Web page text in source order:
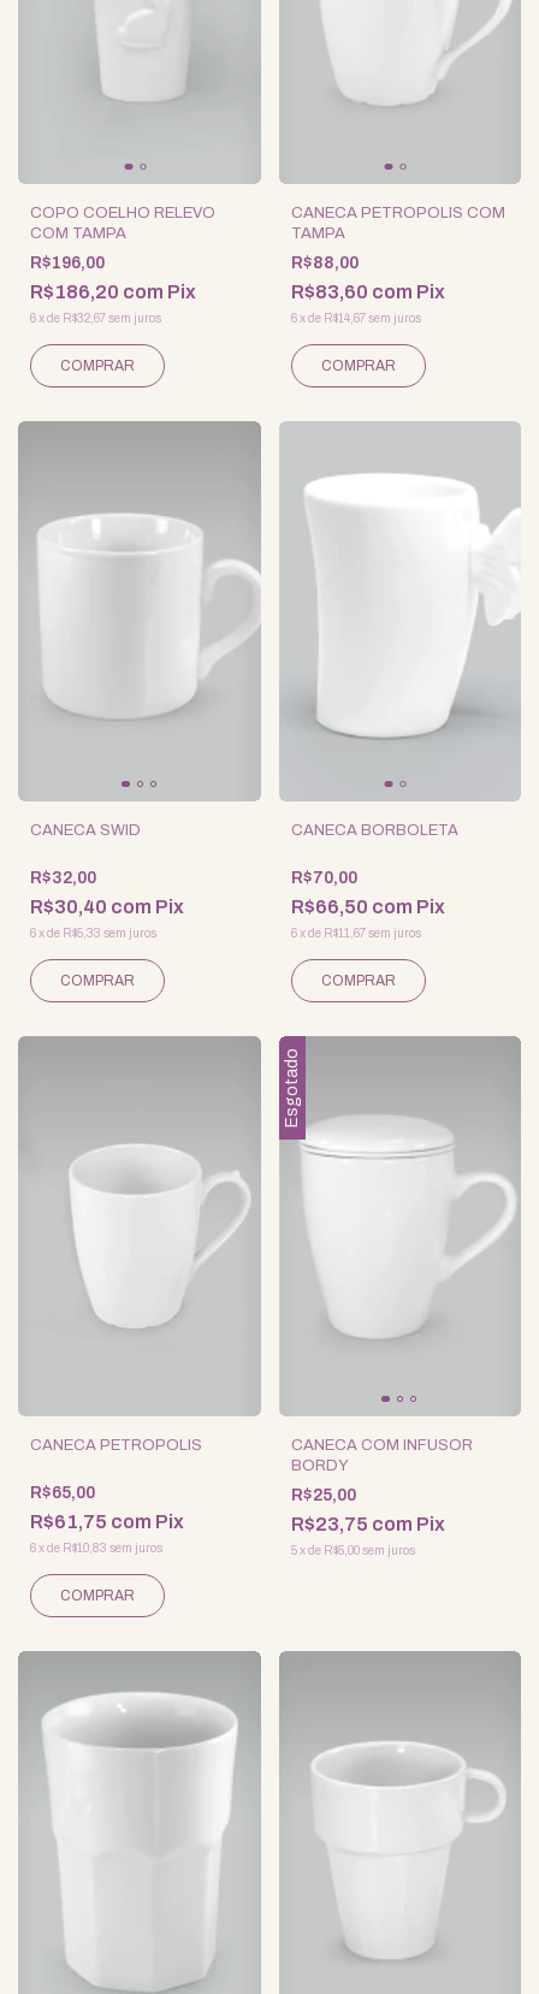
COPO COELHO RELEVO
COM TAMPA
R$196,00
R$186,20 com Pix
6xde R$32,67sem juros
CANECA PETROPOLIS COM
TAMPA
R$88,00
R$83,60 com Pix
6 xde R$14,67 sem juros
CANECA SWID
R$32,00
R$30,40 com Pix
6xde R$5,33 sem juros
CANECA BORBOLETA
R$70,00
R$66,50 com Pix
6 xde R$11,67 sem juros
CANECA PETROPOLIS
R$65,00
R$61,75 com Pix
6xde R$10,83 sem juros
Esgotado
CANECA COM INFUSOR
BORDY
R$25,00
R$23,75 com Pix
5 xde R$5,00 sem juros